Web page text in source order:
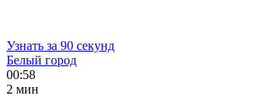
Узнать за 90 секунд
Белый город
00:58
2 мин